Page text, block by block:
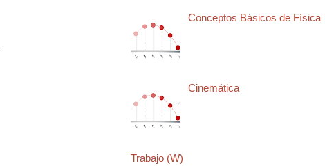
Conceptos Básicos de Física
Cinemática
Trabajo (W)